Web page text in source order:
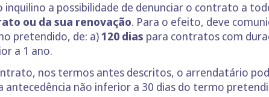
inquilino a possibilidade de denunciar o contrato a
ou da sua renovação. Para o efeito, deve
pretendido, de: a)120 dias para contratos com
a 1 ano.
nos termos antes descritos, o arrendatário
não inferior a 30 dias do termo